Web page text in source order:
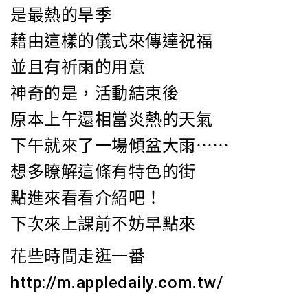
是最熱的旱季
藉由這樣的儀式來傳達祝福
並且有祈雨的用意
神奇的是，活動結束後
原本上午還相當炎熱的天氣
下午就來了一場傾盆大雨⋯⋯
想多瞭解這條有特色的街
點進來看看介紹吧！
下次來上課前不妨早點來
花些時間走逛一番
http://m.appledaily.com.tw/